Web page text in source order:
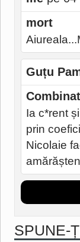
mort
Guțu
Ia c*rent
prin
Nicolaie
SPUNE-